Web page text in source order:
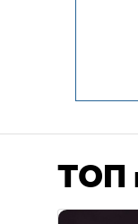
ТОП